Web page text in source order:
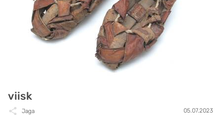
viisk
Jaga 05.07.2023